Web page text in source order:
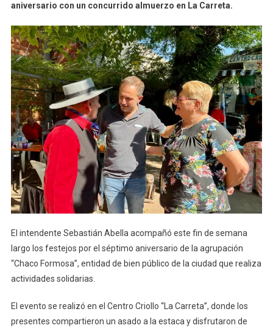
aniversario con un concurrido almuerzo en La Carreta.
El intendente Sebastián Abella acompañó este fin de semana
largo los festejos por el séptimo aniversario de la agrupación
“Chaco Formosa”, entidad de bien público de la ciudad que realiza
actividades solidarias.
El evento se realizó en el Centro Criollo “La Carreta”, donde los
presentes compartieron un asado a la estaca y disfrutaron de